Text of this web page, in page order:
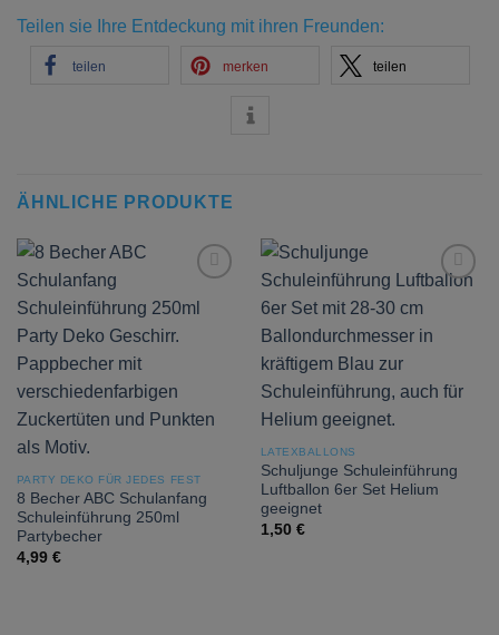
Teilen sie Ihre Entdeckung mit ihren Freunden:
teilen merken teilen
ÄHNLICHE PRODUKTE
wishlist
PARTY DEKO FÜR JEDES FEST
8 Becher ABC Schulanfang
Schuleinführung 250ml
Partybecher
4,99 €
LATEXBALLONS
Schuljunge Schuleinführung
Luftballon 6er Set Helium
geeignet
1,50 €